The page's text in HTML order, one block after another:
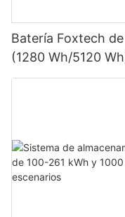
Batería Foxtech
(1280 Wh/5120
almacenamiento